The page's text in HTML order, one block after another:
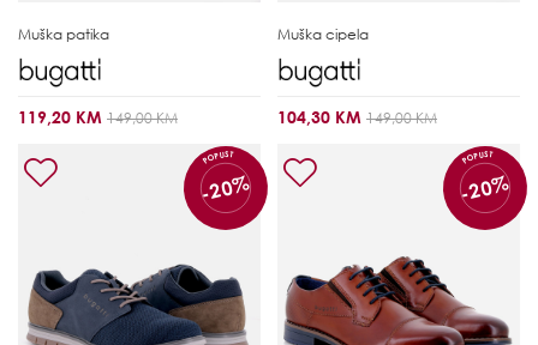
Muška patika
119,20 KM 149,00 KM
Muška cipela
104,30 KM 149,00 KM
POPUST
-20%
POPUST
-20%